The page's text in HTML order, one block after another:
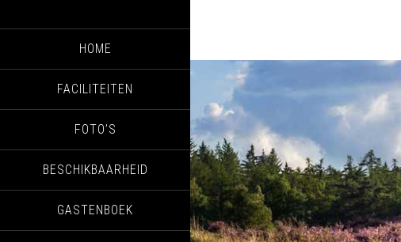
HOME
FACILITEITEN
FOTO’S
BESCHIKBAARHEID
GASTENBOEK